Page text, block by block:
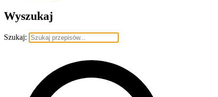
Wyszukaj
Szukaj: